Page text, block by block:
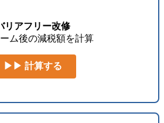
リアフリー改修
ム後の減税額を計算
▶▶ 計算する